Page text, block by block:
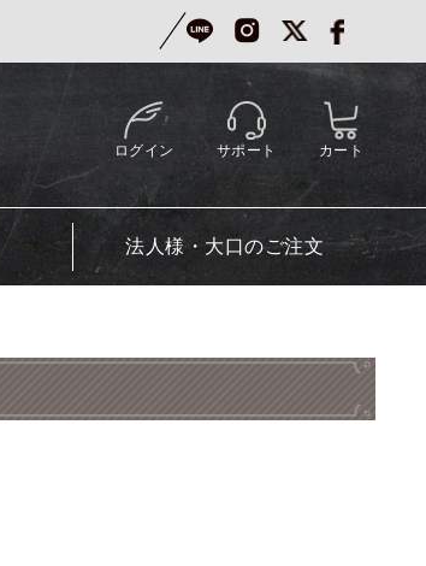
ログイン サポート カート
法人様・大口のご注文